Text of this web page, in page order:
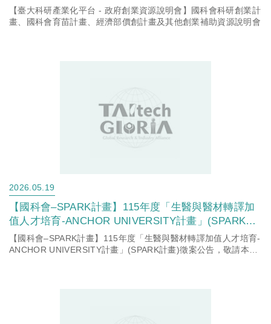
他創業補助資源說明會
【臺大科研產業化平台 - 政府創業資源說明會】國科會科研創業計
畫、國科會育苗計畫、經濟部價創計畫及其他創業補助資源說明會
2026.05.19
【國科會–SPARK計畫】115年度「生醫與醫材轉譯加
值人才培育-ANCHOR UNIVERSITY計畫」(SPARK計
畫)徵案公告，敬請本校有意願申請師長詳閱計畫公告
資訊。
【國科會–SPARK計畫】115年度「生醫與醫材轉譯加值人才培育-
ANCHOR UNIVERSITY計畫」(SPARK計畫)徵案公告，敬請本校